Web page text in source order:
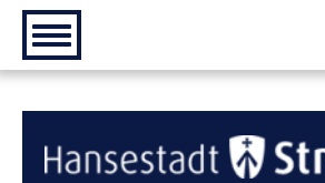
Zur Hauptnavigation
Zum Inhalt